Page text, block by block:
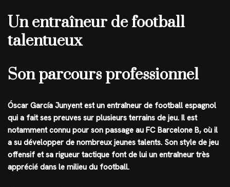
Un entraîneur de football
talentueux
Son parcours professionnel
Óscar García Junyent est un entraîneur de football espagnol
qui a fait ses preuves sur plusieurs terrains de jeu. Il est
notamment connu pour son passage au FC Barcelone B, où il
a su développer de nombreux jeunes talents. Son style de jeu
offensif et sa rigueur tactique font de lui un entraîneur très
apprécié dans le milieu du football.